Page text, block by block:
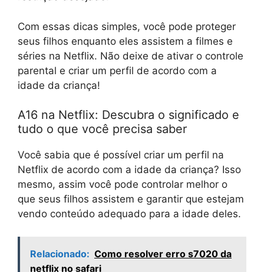
Com essas dicas simples, você pode proteger
seus filhos enquanto eles assistem a filmes e
séries na Netflix. Não deixe de ativar o controle
parental e criar um perfil de acordo com a
idade da criança!
A16 na Netflix: Descubra o significado e
tudo o que você precisa saber
Você sabia que é possível criar um perfil na
Netflix de acordo com a idade da criança? Isso
mesmo, assim você pode controlar melhor o
que seus filhos assistem e garantir que estejam
vendo conteúdo adequado para a idade deles.
Relacionado: Como resolver erro s7020 da
netflix no safari